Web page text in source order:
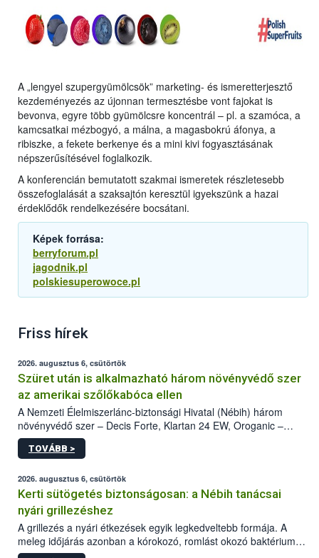
A „lengyel szupergyümölcsök” marketing- és ismeretterjesztő
kezdeményezés az újonnan termesztésbe vont fajokat is
bevonva, egyre több gyümölcsre koncentrál – pl. a szamóca, a
kamcsatkai mézbogyó, a málna, a magasbokrú áfonya, a
ribiszke, a fekete berkenye és a mini kivi fogyasztásának
népszerűsítésével foglalkozik.
A konferencián bemutatott szakmai ismeretek részletesebb
összefoglalását a szaksajtón keresztül igyekszünk a hazai
érdeklődők rendelkezésére bocsátani.
Képek forrása:
berryforum.pl
jagodnik.pl
polskiesuperowoce.pl
Friss hírek
2026. augusztus 6, csütörtök
Szüret után is alkalmazható három növényvédő szer
az amerikai szőlőkabóca ellen
A Nemzeti Élelmiszerlánc-biztonsági Hivatal (Nébih) három
növényvédő szer – Decis Forte, Klartan 24 EW, Oroganic –
engedélyokiratát módosította, így azok a szüretet követően,
egészen a vesszőérettség (BBCH 91) stádiumáig
érésű szőlőkben is legyen lehetőség a károsító elleni további
védekezésre. Az Oroganic készítmény kis kiszerelésben kiskerti
felhasználók számára is elérhető és ökológiai termesztésben is
engedélyezett.
TOVÁBB >
2026. augusztus 6, csütörtök
Kerti sütögetés biztonságosan: a Nébih tanácsai
nyári grillezéshez
A grillezés a nyári étkezések egyik legkedveltebb formája. A
meleg időjárás azonban a kórokozó, romlást okozó baktériumok
gyorsabb szaporodásának is kedvez. A szabadtéri sütögetés